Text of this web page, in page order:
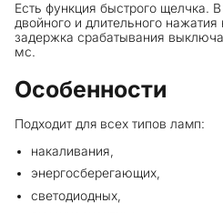
Есть функция быстрого щелчка.
двойного и длительного
задержка срабатывания
мс.
Особенности
Подходит для всех типов ламп:
накаливания,
энергосберегающих,
светодиодных,